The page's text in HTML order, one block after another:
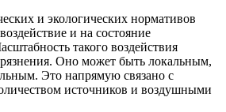
и экологических нормативов
и на состояние
такого воздействия
Оно может быть локальным,
Это напрямую связано с
источников и воздушными